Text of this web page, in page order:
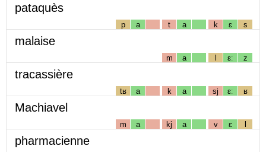
pataquès
p a t a k ɛ s
malaise
m a l ɛː z
tracassière
tʁ a k a sj ɛː ʁ
Machiavel
m a kj a v ɛ l
pharmacienne